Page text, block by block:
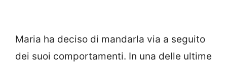
Maria ha deciso di mandarla via a seguito
dei suoi comportamenti. In una delle ultime